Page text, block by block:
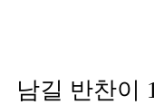
남길 반찬이